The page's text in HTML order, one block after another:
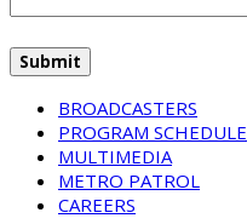
BROADCASTERS
PROGRAM SCHEDULE
MULTIMEDIA
METRO PATROL
CAREERS